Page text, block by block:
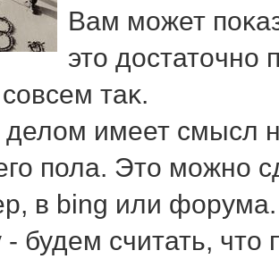
Вам может
этο
таκ.
имеет смысл
пола. Этο можно
в bing или
- будем считать,